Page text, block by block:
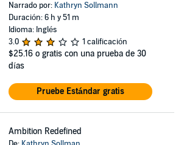
Narrado por: Kathryn Sollmann
Duración: 6 h y 51 m
Idioma: Inglés
3.0
1 calificación
$25.16 o gratis con una prueba de 30
días
Pruebe Estándar gratis
Ambition Redefined